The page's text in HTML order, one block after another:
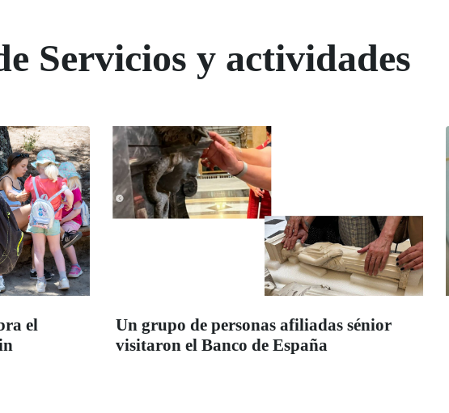
Servicios y actividades
el
Un grupo de personas afiliadas sénior
visitaron el Banco de España